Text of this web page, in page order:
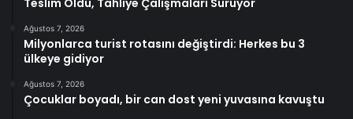
Teslim Oldu, Tahliye Çalışmaları Sürüyor
Ağustos 7, 2026
Milyonlarca turist rotasını değiştirdi: Herkes bu 3
ülkeye gidiyor
Ağustos 7, 2026
Çocuklar boyadı, bir can dost yeni yuvasına kavuştu